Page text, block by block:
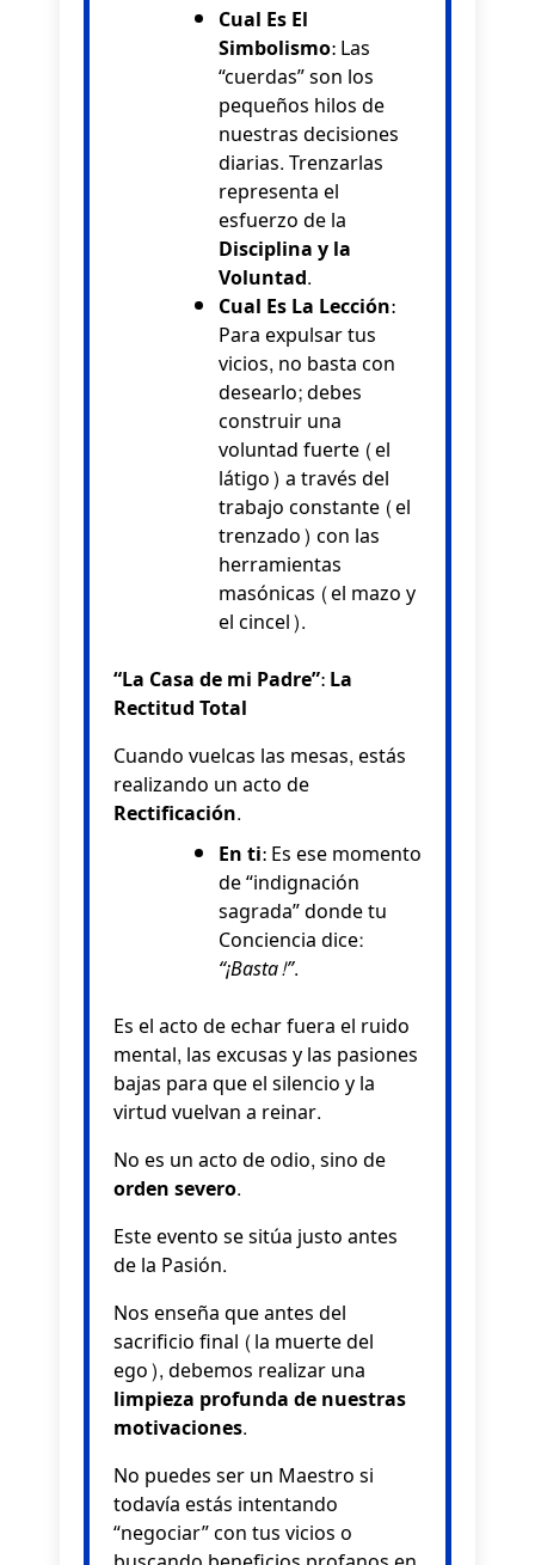
Cual Es El
Simbolismo:Las
“cuerdas” son los
pequeños hilos de
nuestras decisiones
diarias. Trenzarlas
representa el
esfuerzo de la
Disciplina y la
Voluntad.
Cual Es La Lección:
Para expulsar tus
vicios, no basta con
desearlo; debes
construir una
voluntad fuerte (el
látigo) a través del
trabajo constante (el
trenzado) con las
herramientas
masónicas (el mazo y
el cincel).
“La Casa de mi Padre”: La
Rectitud Total
Cuando vuelcas las mesas, estás
realizando un acto de
Rectificación.
En ti:Es ese momento
de “indignación
sagrada” donde tu
Conciencia dice:
“¡Basta!”.
Es el acto de echar fuera el ruido
mental, las excusas y las pasiones
bajas para que el silencio y la
virtud vuelvan a reinar.
No es un acto de odio, sino de
orden severo.
Este evento se sitúa justo antes
de la Pasión.
Nos enseña que antes del
sacrificio final (la muerte del
ego), debemos realizar una
limpieza profunda de nuestras
motivaciones.
No puedes ser un Maestro si
todavía estás intentando
“negociar” con tus vicios o